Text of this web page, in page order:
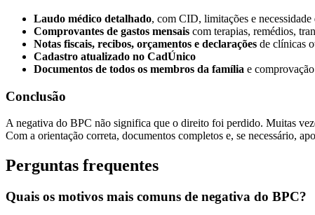
Laudo médico detalhado, com CID, limitações e necessidade
Comprovantes de gastos mensais com terapias, remédios,
Notas fiscais, recibos, orçamentos e declarações de clínicas
Cadastro atualizado no CadÚnico
Documentos de todos os membros da família e
Conclusão
A negativa do BPC não significa que o direito foi perdido. Muitas
Com a orientação correta, documentos completos e, se necessário,
Perguntas frequentes
Quais os motivos mais comuns de negativa do BPC?